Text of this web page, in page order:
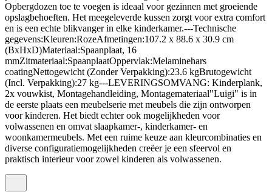
Opbergdozen toe te voegen is ideaal voor gezinnen met groeiende
opslagbehoeften. Het meegeleverde kussen zorgt voor extra comfort
en is een echte blikvanger in elke kinderkamer.---Technische
gegevens:Kleuren:RozeAfmetingen:107.2 x 88.6 x 30.9 cm
(BxHxD)Materiaal:Spaanplaat, 16
mmZitmateriaal:SpaanplaatOppervlak:Melaminehars
coatingNettogewicht (Zonder Verpakking):23.6 kgBrutogewicht
(Incl. Verpakking):27 kg---LEVERINGSOMVANG: Kinderplank,
2x vouwkist, Montagehandleiding, Montagemateriaal"Luigi" is in
de eerste plaats een meubelserie met meubels die zijn ontworpen
voor kinderen. Het biedt echter ook mogelijkheden voor
volwassenen en omvat slaapkamer-, kinderkamer- en
woonkamermeubels. Met een ruime keuze aan kleurcombinaties en
diverse configuratiemogelijkheden creëer je een sfeervol en
praktisch interieur voor zowel kinderen als volwassenen.